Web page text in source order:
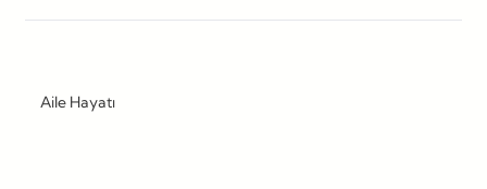
Aile Hayatı